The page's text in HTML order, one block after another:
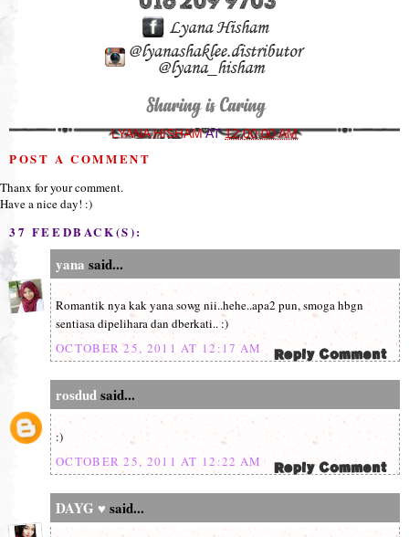
LYANA HISHAMAT12:00:00 AM
POST A COMMENT
Thanx for your comment.
Have a nice day! :)
37 FEEDBACK(S):
yana said...
Romantik nya kak yana sowg nii..hehe..apa2 pun, smoga hbgn
sentiasa dipelihara dan dberkati.. :)
OCTOBER 25, 2011 AT 12:17 AM
rosdudsaid...
:)
OCTOBER 25, 2011 AT 12:22 AM
DAYG ♥ said...